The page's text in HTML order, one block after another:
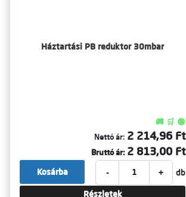
Háztartási PB reduktor 30mbar
🚚 🛒 🟢
Nettó ár: 2 214,96 Ft
Bruttó ár: 2 813,00 Ft
- + db
Kosárba
Részletek